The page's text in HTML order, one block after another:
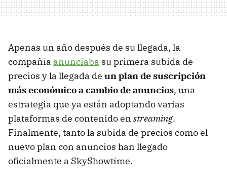
Apenas un año después de su llegada, la
compañía anunciaba su primera subida de
precios y la llegada de un plan de suscripción
más económico a cambio de anuncios, una
estrategia que ya están adoptando varias
plataformas de contenido en streaming.
Finalmente, tanto la subida de precios como el
nuevo plan con anuncios han llegado
oficialmente a SkyShowtime.